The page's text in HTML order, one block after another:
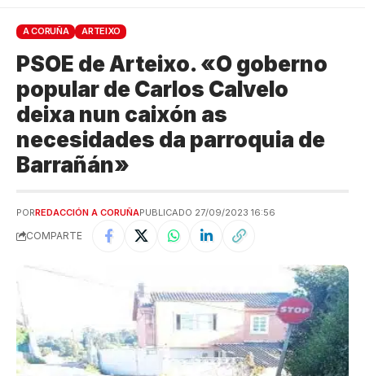
A CORUÑA ARTEIXO
PSOE de Arteixo. «O goberno
popular de Carlos Calvelo
deixa nun caixón as
necesidades da parroquia de
Barrañán»
PORREDACCIÓN A CORUÑAPUBLICADO 27/09/2023 16:56
COMPARTE